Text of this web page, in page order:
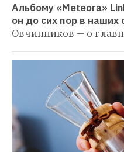
Альбому «Meteora»
он до сих пор в
Овчинников — о